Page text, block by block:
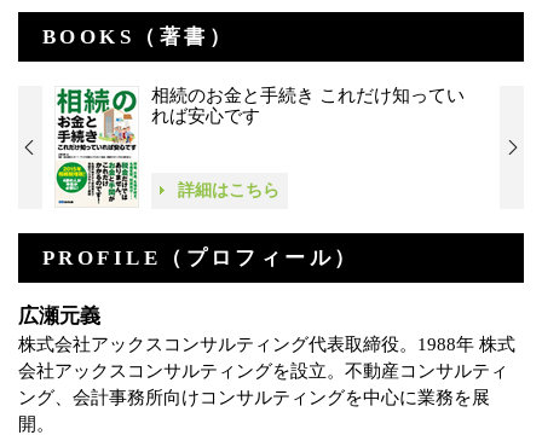
BOOKS（著書）
相続のお金と手続き これだけ知ってい
れば安心です
詳細はこちら
PROFILE（プロフィール）
広瀬元義
株式会社アックスコンサルティング代表取締役。1988年 株式
会社アックスコンサルティングを設立。不動産コンサルティ
ング、会計事務所向けコンサルティングを中心に業務を展
開。